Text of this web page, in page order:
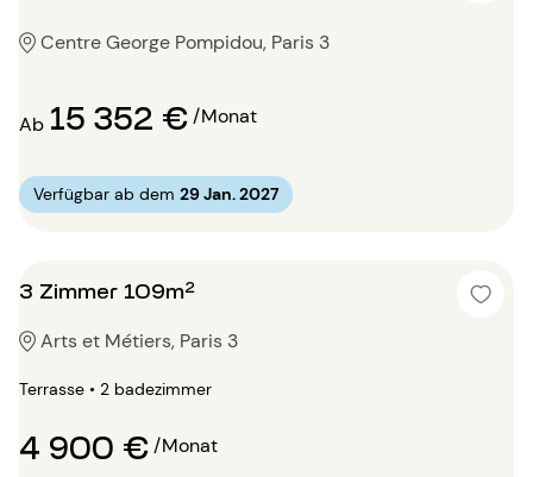
Centre George Pompidou, Paris 3
Ab 15 352 €/Monat
Verfügbar ab dem 29 Jan. 2027
3 Zimmer 109m²
Arts et Métiers, Paris 3
Terrasse • 2 badezimmer
4 900 €/Monat